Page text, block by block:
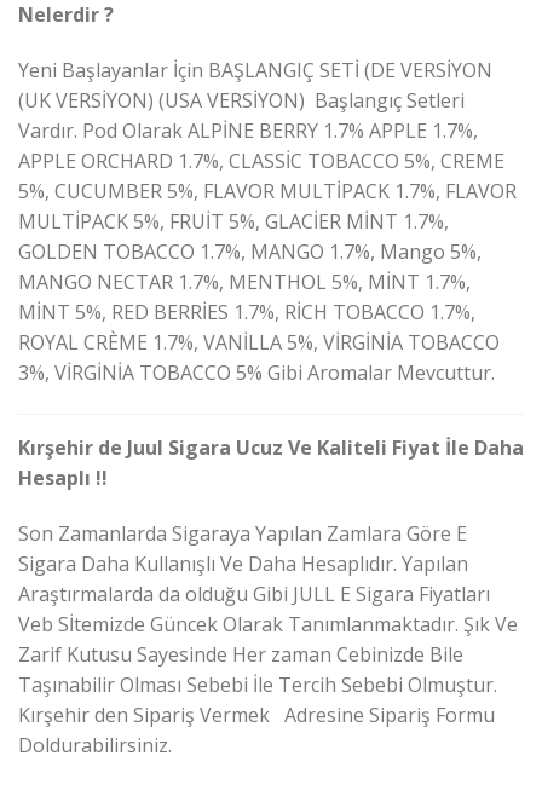
Nelerdir ?
Yeni Başlayanlar İçin BAŞLANGIÇ SETİ (DE VERSİYON
(UK VERSİYON) (USA VERSİYON) Başlangıç Setleri
Vardır. Pod Olarak ALPİNE BERRY 1.7% APPLE 1.7%,
APPLE ORCHARD 1.7%, CLASSİC TOBACCO 5%, CREME
5%, CUCUMBER 5%, FLAVOR MULTİPACK 1.7%, FLAVOR
MULTİPACK 5%, FRUİT 5%, GLACİER MİNT 1.7%,
GOLDEN TOBACCO 1.7%, MANGO 1.7%, Mango 5%,
MANGO NECTAR 1.7%, MENTHOL 5%, MİNT 1.7%,
MİNT 5%, RED BERRİES 1.7%, RİCH TOBACCO 1.7%,
ROYAL CRÈME 1.7%, VANİLLA 5%, VİRGİNİA TOBACCO
3%, VİRGİNİA TOBACCO 5% Gibi Aromalar Mevcuttur.
Kırşehir de Juul Sigara Ucuz Ve Kaliteli Fiyat İle Daha
Hesaplı !!
Son Zamanlarda Sigaraya Yapılan Zamlara Göre E
Sigara Daha Kullanışlı Ve Daha Hesaplıdır. Yapılan
Araştırmalarda da olduğu Gibi JULL E Sigara Fiyatları
Veb Sİtemizde Güncek Olarak Tanımlanmaktadır. Şık Ve
Zarif Kutusu Sayesinde Her zaman Cebinizde Bile
Taşınabilir Olması Sebebi İle Tercih Sebebi Olmuştur.
Kırşehir den Sipariş Vermek Adresine Sipariş Formu
Doldurabilirsiniz.